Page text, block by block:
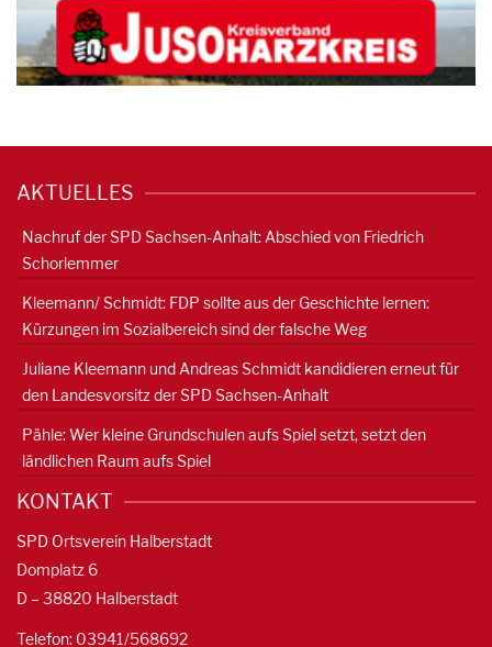
AKTUELLES
Nachruf der SPD Sachsen-Anhalt: Abschied von Friedrich
Schorlemmer
Kleemann/ Schmidt: FDP sollte aus der Geschichte lernen:
Kürzungen im Sozialbereich sind der falsche Weg
Juliane Kleemann und Andreas Schmidt kandidieren erneut für
den Landesvorsitz der SPD Sachsen-Anhalt
Pähle: Wer kleine Grundschulen aufs Spiel setzt, setzt den
ländlichen Raum aufs Spiel
KONTAKT
SPD Ortsverein Halberstadt
Domplatz 6
D – 38820 Halberstadt
Telefon: 03941/568692